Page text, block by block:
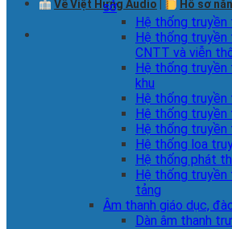
Về Việt Hưng Audio Hồ sơ
sở
Hệ thống truyền
Hệ thống truyền
CNTT và viễn
Hệ thống truyền
khu
Hệ thống truyền
Hệ thống truyền
Hệ thống truyền
Hệ thống loa
Hệ thống phát
Hệ thống truyền
tảng
Âm thanh giáo dục,
Dàn âm thanh